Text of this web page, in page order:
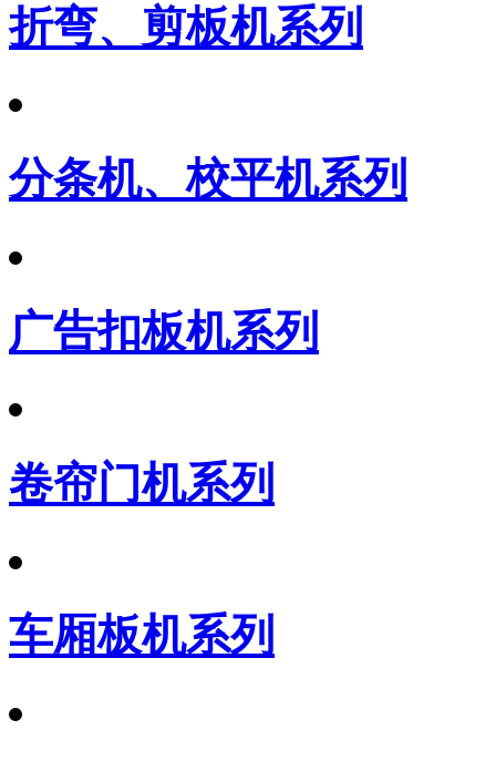
折弯、剪板机系列
分条机、校平机系列
广告扣板机系列
卷帘门机系列
车厢板机系列